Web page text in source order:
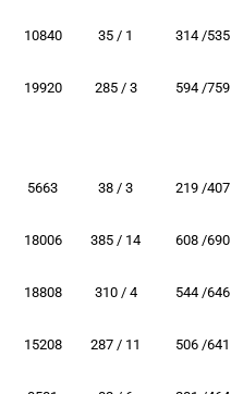
10840 35 / 1 314 /535
19920 285 / 3 594 /759
5663 38 / 3 219 /407
18006 385 / 14 608 /690
18808 310 / 4 544 /646
15208 287 / 11 506 /641